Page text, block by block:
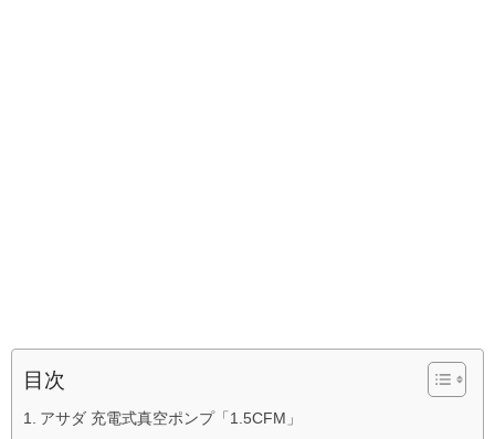
目次
アサダ 充電式真空ポンプ「1.5CFM」